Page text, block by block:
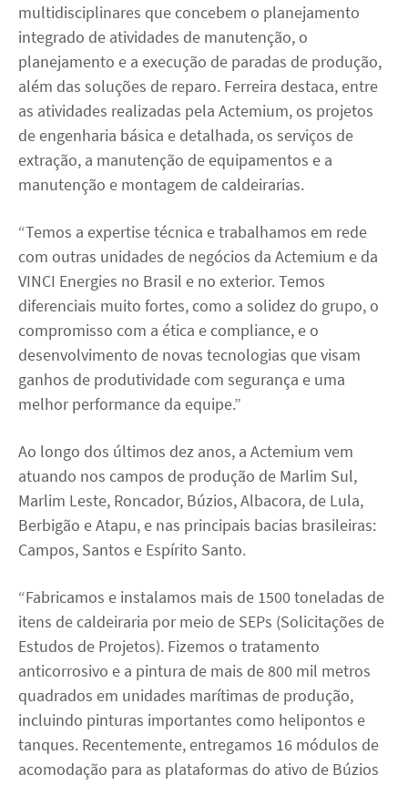
multidisciplinares que concebem o planejamento
integrado de atividades de manutenção, o
planejamento e a execução de paradas de produção,
além das soluções de reparo. Ferreira destaca, entre
as atividades realizadas pela Actemium, os projetos
de engenharia básica e detalhada, os serviços de
extração, a manutenção de equipamentos e a
manutenção e montagem de caldeirarias.
“Temos a expertise técnica e trabalhamos em rede
com outras unidades de negócios da Actemium e da
VINCI Energies no Brasil e no exterior. Temos
diferenciais muito fortes, como a solidez do grupo, o
compromisso com a ética e compliance, e o
desenvolvimento de novas tecnologias que visam
ganhos de produtividade com segurança e uma
melhor performance da equipe.”
Ao longo dos últimos dez anos, a Actemium vem
atuando nos campos de produção de Marlim Sul,
Marlim Leste, Roncador, Búzios, Albacora, de Lula,
Berbigão e Atapu, e nas principais bacias brasileiras:
Campos, Santos e Espírito Santo.
“Fabricamos e instalamos mais de 1500 toneladas de
itens de caldeiraria por meio de SEPs (Solicitações de
Estudos de Projetos). Fizemos o tratamento
anticorrosivo e a pintura de mais de 800 mil metros
quadrados em unidades marítimas de produção,
incluindo pinturas importantes como helipontos e
tanques. Recentemente, entregamos 16 módulos de
acomodação para as plataformas do ativo de Búzios